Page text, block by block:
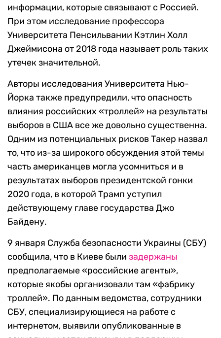
информации, которые связывают с Россией.
При этом исследование профессора
Университета Пенсильвании Кэтлин Холл
Джеймисона от 2018 года называет роль таких
утечек значительной.
Авторы исследования Университета Нью-
Йорка также предупредили, что опасность
влияния российских «троллей» на результаты
выборов в США все же довольно существенна.
Одним из потенциальных рисков Такер назвал
то, что из-за широкого обсуждения этой темы
часть американцев могла усомниться и в
результатах выборов президентской гонки
2020 года, в которой Трамп уступил
действующему главе государства Джо
Байдену.
9 января Служба безопасности Украины (СБУ)
сообщила, что в Киеве были задержаны
предполагаемые «российские агенты»,
которые якобы организовали там «фабрику
троллей». По данным ведомства, сотрудники
СБУ, специализирующиеся на работе с
интернетом, выявили опубликованные в